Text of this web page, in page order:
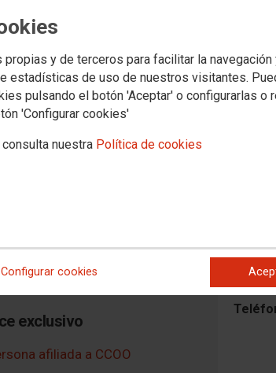
y de terceros para facilitar la navegación
estadísticas de uso de nuestros visitantes.
pulsando el botón 'Aceptar' o configurarlas o
'Configurar cookies'
nuestra Política de cookies
Configurar cookies
de Alta Emoción. Las
la diversión. Los menores de 10
el parque, servicio de consigna
si quieres evitar colas. Y una
exclusivo
afiliada a CCOO
Ocio
Sevilla